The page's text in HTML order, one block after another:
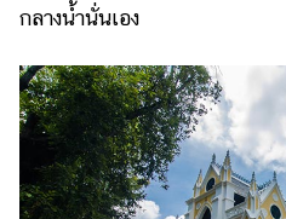
กลางน้ำนั่นเอง